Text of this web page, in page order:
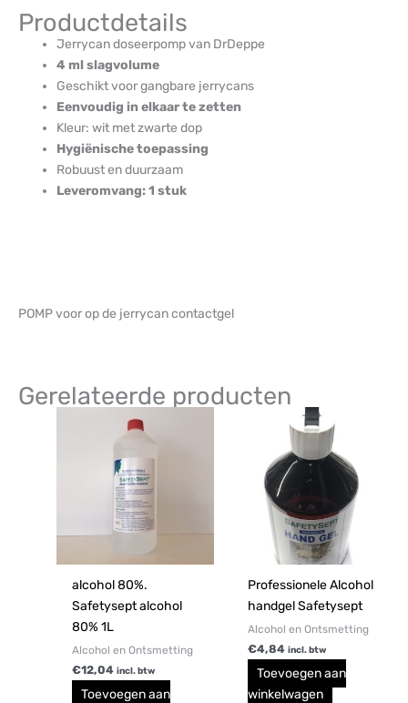
Productdetails
Jerrycan doseerpomp van DrDeppe
4 ml slagvolume
Geschikt voor gangbare jerrycans
Eenvoudig in elkaar te zetten
Kleur: wit met zwarte dop
Hygiënische toepassing
Robuust en duurzaam
Leveromvang: 1 stuk
POMP voor op de jerrycan contactgel
Gerelateerde producten
alcohol 80%.
Safetysept alcohol
80% 1L
Alcohol en Ontsmetting
€12,04 incl. btw
Toevoegen aan
Professionele Alcohol
handgel Safetysept
Alcohol en Ontsmetting
€4,84 incl. btw
Toevoegen aan
winkelwagen